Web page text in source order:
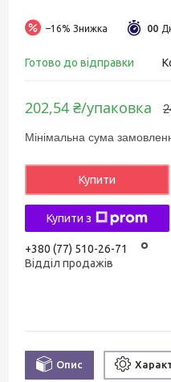
–16% 00
Готово до відправки
202,54 ₴/упаковка
Мінімальна сума
Купити
Купити з
+380 (77) 510-26-71
Відділ продажів
Опис